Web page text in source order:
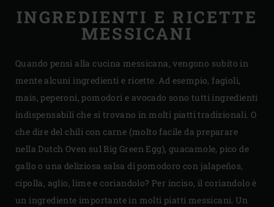
INGREDIENTI E RICETTE
MESSICANI
Quando pensi alla cucina messicana, vengono subito in
mente alcuni ingredienti e ricette. Ad esempio, fagioli,
mais, peperoni, pomodori e avocado sono tutti ingredienti
indispensabili che si trovano in molti piatti tradizionali. O
che dire del chili con carne (molto facile da preparare
nella Dutch Oven sul Big Green Egg), guacamole, pico de
gallo o una deliziosa salsa di pomodoro con jalapeños,
cipolla, aglio, lime e coriandolo? Per inciso, il coriandolo è
un ingrediente importante in molti piatti messicani. Un